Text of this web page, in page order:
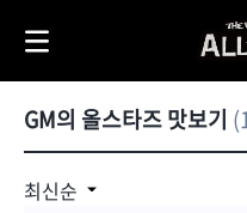
GM의 올스타즈 맛보기
최신순